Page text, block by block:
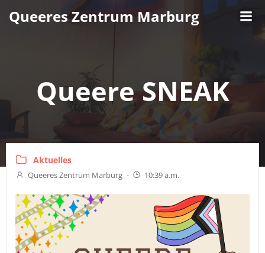
Inhalt
Queeres Zentrum Marburg
Queere SNEAK
Aktuelles
Queeres Zentrum Marburg - 10:39 a.m.